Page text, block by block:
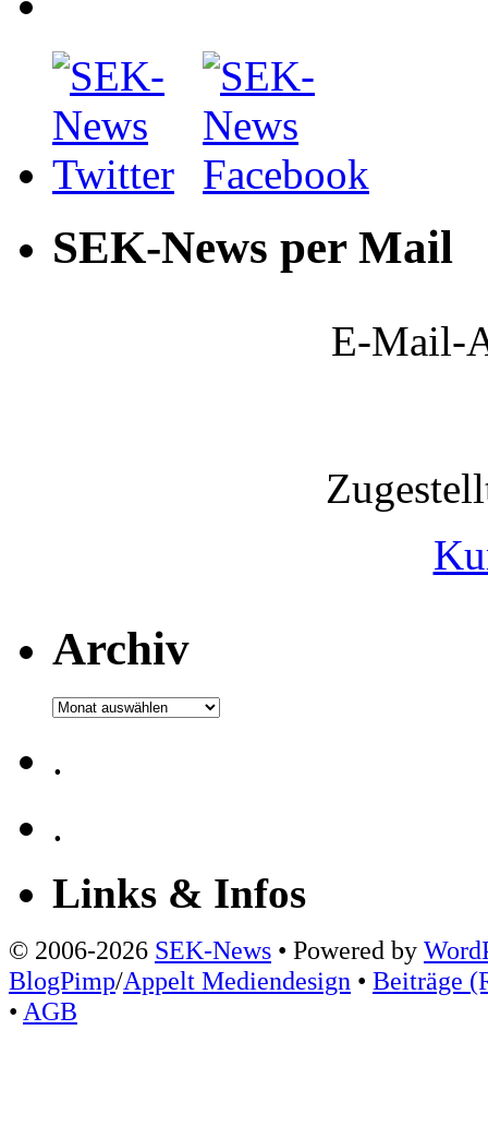
SEK-News per Mail
E-Mail-
Archiv
Archiv
.
.
Links & Infos
© 2006-2026 SEK-News • Powered by
BlogPimp/Appelt Mediendesign • Beiträge
• AGB